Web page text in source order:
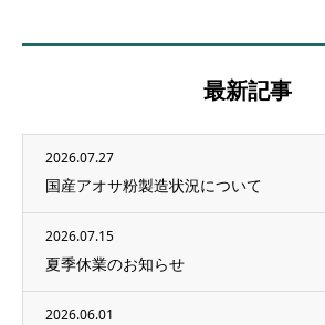
最新記事
2026.07.27
国産アオサ粉製造状況について
2026.07.15
夏季休業のお知らせ
2026.06.01